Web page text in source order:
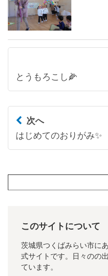
とうもろこし🌽
次へ
はじめてのおりがみ✨
このサイトについて
茨城県つくばみらい市に
式サイトです。日々のの
ています。